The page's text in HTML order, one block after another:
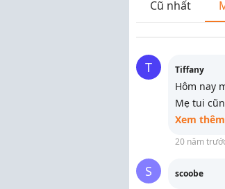
Cũ nhất
T Tiffany
Hôm nay
Mẹ tui
Xem thêm
20 năm
S
scoobe